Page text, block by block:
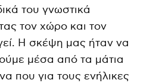
του γνωστικά
τον χώρο και τον
Η σκέψη μας ήταν να
μέσα από τα μάτια
που για τους ενήλικες